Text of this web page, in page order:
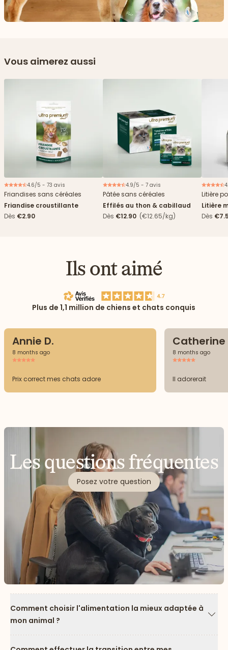
Vous aimerez aussi
4.6/5 - 73 avis
Friandises sans céréales
Friandise croustillante
Dès €2.90
4.9/5 - 7 avis
Pâtée sans céréales
Effilés au thon & cabillaud
Dès €12.90 (€12.65/kg)
Litière
Litière
Dès
Ils ont aimé
Plus de 1,1 million de chiens et chats conquis
Annie D.
8 months ago
Prix correct mes chats adore
Catherine
8 months ago
Il adorerait
Les questions fréquentes
Posez votre question
Comment choisir l'alimentation la mieux adaptée à
mon animal ?